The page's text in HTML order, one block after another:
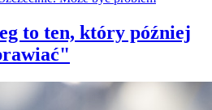
to ten, który później